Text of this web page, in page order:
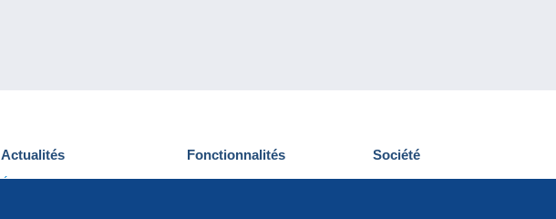
Actualités
Événements Delcampe
Fonctionnalités
Nouveautés
Société
Qui sommes-nous